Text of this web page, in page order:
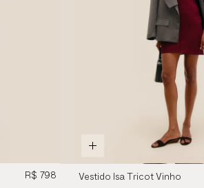
R$ 798 Vestido Isa Tricot Vinho